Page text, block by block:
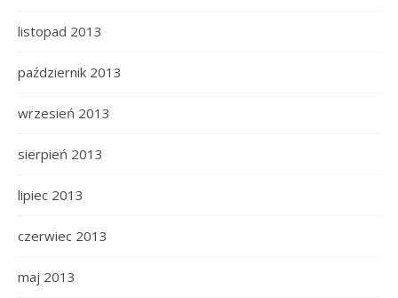
listopad 2013
październik 2013
wrzesień 2013
sierpień 2013
lipiec 2013
czerwiec 2013
maj 2013